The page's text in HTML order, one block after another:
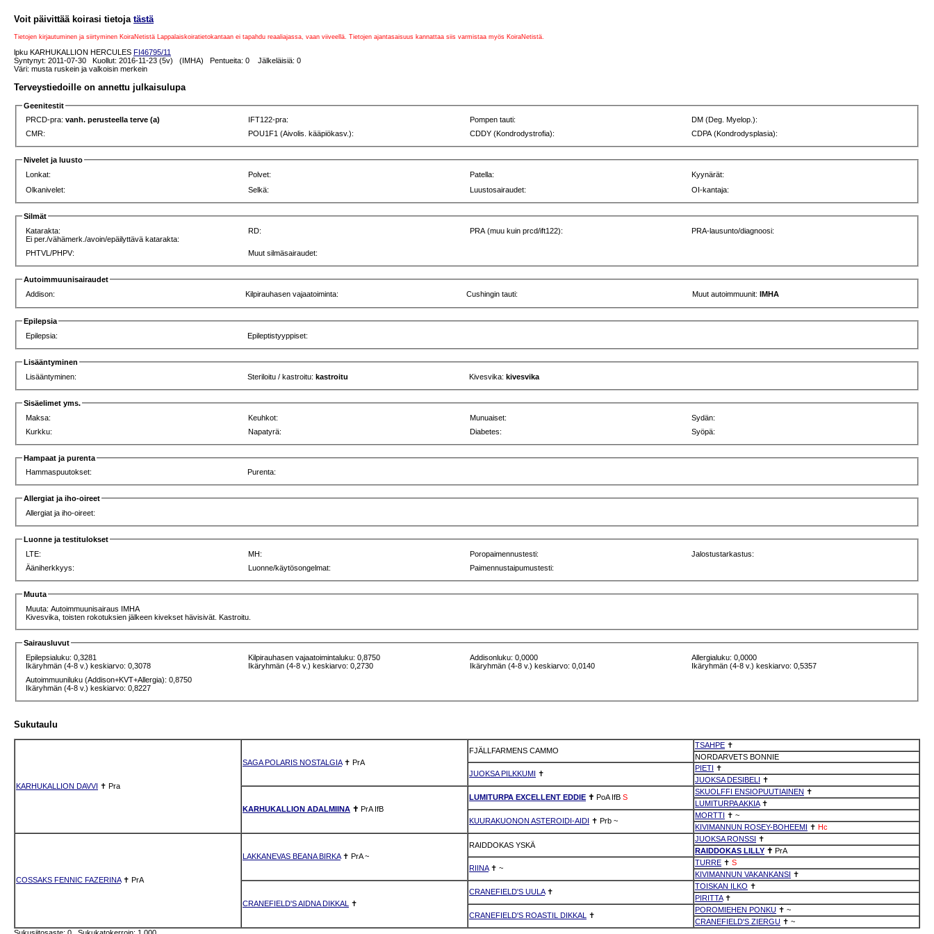
Voit päivittää koirasi tietoja tästä
Tietojen kirjautuminen ja siirtyminen KoiraNetistä Lappalaiskoiratietokantaan ei tapahdu reaaliajassa, vaan viiveellä. Tietojen ajantasaisuus kannattaa siis varmistaa myös KoiraNetistä.
lpku KARHUKALLION HERCULES FI46795/11
Syntynyt: 2011-07-30 Kuollut: 2016-11-23 (5v) (IMHA) Pentueita: 0 Jälkeläisiä: 0
Väri: musta ruskein ja valkoisin merkein
Terveystiedoille on annettu julkaisulupa
Geenitestit
PRCD-pra:vanh. perusteella terve (a) IFT122-pra: Pompen tauti:
DM (Deg. Myelop.):
CMR:
POU1F1 (Aivolis. kääpiökasv.): CDDY (Kondrodystrofia): CDPA (Kondrodysplasia):
Nivelet ja luusto
Lonkat:
Polvet: Patella:
Kyynärät:
Olkanivelet:
Selkä: Luustosairaudet: OI-kantaja:
Silmät
Katarakta:
Ei per./vähämerk./avoin/epäilyttävä katarakta:
RD: PRA (muu kuin prcd/ift122): PRA-lausunto/diagnoosi:
PHTVL/PHPV: Muut silmäsairaudet:
Autoimmuunisairaudet
Addison:
Kilpirauhasen vajaatoiminta: Cushingin tauti: Muut autoimmuunit:IMHA
Epilepsia
Epilepsia:
Epileptistyyppiset:
Lisääntyminen
Lisääntyminen:
Steriloitu / kastroitu:kastroitu Kivesvika:kivesvika
Sisäelimet yms.
Maksa:
Keuhkot: Munuaiset:
Sydän:
Kurkku:
Napatyrä: Diabetes: Syöpä:
Hampaat ja purenta
Hammaspuutokset:
Purenta:
Allergiat ja iho-oireet
Allergiat ja iho-oireet:
Luonne ja testitulokset
LTE:
MH: Poropaimennustesti:
Jalostustarkastus:
Ääniherkkyys:
Luonne/käytösongelmat: Paimennustaipumustesti:
Muuta
Muuta: Autoimmuunisairaus IMHA
Kivesvika, toisten rokotuksien jälkeen kivekset hävisivät. Kastroitu.
Sairausluvut
Epilepsialuku: 0,3281
Ikäryhmän (4-8 v.) keskiarvo: 0,3078
Kilpirauhasen vajaatoimintaluku: 0,8750
Ikäryhmän (4-8 v.) keskiarvo: 0,2730
Addisonluku: 0,0000
Ikäryhmän (4-8 v.) keskiarvo: 0,0140
Allergialuku: 0,0000
Ikäryhmän (4-8 v.) keskiarvo: 0,5357
Autoimmuuniluku (Addison+KVT+Allergia): 0,8750
Ikäryhmän (4-8 v.) keskiarvo: 0,8227
Sukutaulu
KARHUKALLION DAVVI ✝ Pra
SAGA POLARIS NOSTALGIA✝ PrA
FJÄLLFARMENS CAMMO
TSAHPE ✝
NORDARVETS BONNIE
JUOKSA PILKKUMI ✝
PIETI ✝
JUOKSA DESIBELI ✝
KARHUKALLION ADALMIINA ✝ PrA IfB
LUMITURPA EXCELLENT EDDIE ✝ PoA IfB S
SKUOLFFI ENSIOPUUTIAINEN ✝
LUMITURPA AKKIA✝
KUURAKUONON ASTEROIDI-AIDI ✝ Prb ~
MORTTI ✝ ~
KIVIMANNUN ROSEY-BOHEEMI ✝ Hc
COSSAKS FENNIC FAZERINA✝ PrA
LAKKANEVAS BEANA BIRKA✝ PrA ~
RAIDDOKAS YSKÄ
JUOKSA RONSSI ✝
RAIDDOKAS LILLY ✝ PrA
RIINA✝ ~
TURRE ✝ S
KIVIMANNUN VAKANKANSI ✝
CRANEFIELD'S AIDNA DIKKAL ✝
CRANEFIELD'S UULA✝
TOISKAN ILKO ✝
PIRITTA✝
CRANEFIELD'S ROASTIL DIKKAL ✝
POROMIEHEN PONKU ✝ ~
CRANEFIELD'S ZIERGU ✝ ~